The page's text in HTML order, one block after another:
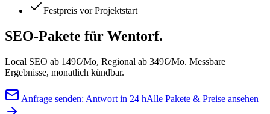
Festpreis vor Projektstart
SEO-Pakete für Wentorf.
Local SEO ab 149€/Mo, Regional ab 349€/Mo. Messbare
Ergebnisse, monatlich kündbar.
Anfrage senden: Antwort in 24 hAlle Pakete & Preise ansehen